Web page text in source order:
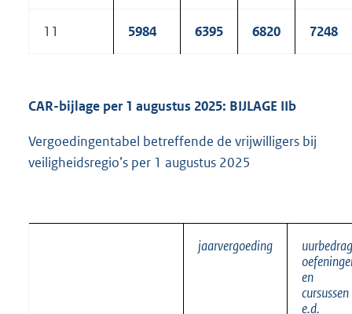
11 5984 6395 6820 7248
CAR-bijlage per 1 augustus 2025: BIJLAGE IIb
Vergoedingentabel betreffende de vrijwilligers bij
veiligheidsregio’s per 1 augustus 2025
jaarvergoeding
uurbedrag
en
cursussen
e.d.